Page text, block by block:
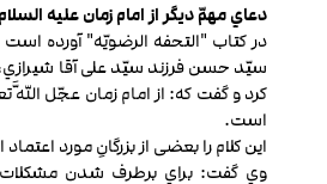
دعاي مهمّ دیگر از امام زمان علیه
در کتاب "التحفه الرضویّه" آورده است
سیّد حسن فرزند سیّد علی آقا شیرازي،
کرد و گفت که: از امام زمان عجّل اللَّه
است.
این کلام را بعضی از بزرگانِ مورد
وي گفت: براي برطرف شدن